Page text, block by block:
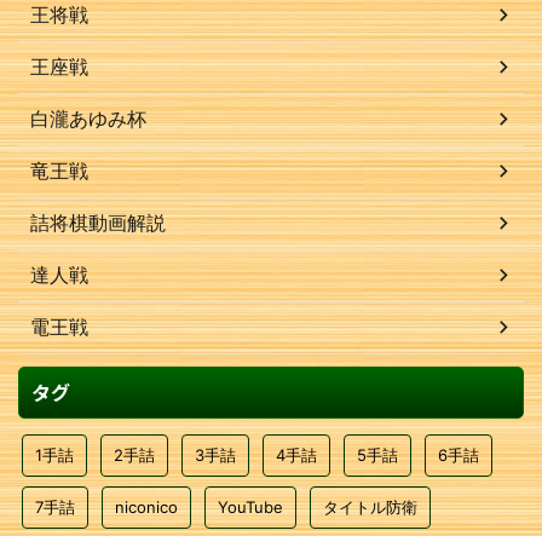
王将戦
王座戦
白瀧あゆみ杯
竜王戦
詰将棋動画解説
達人戦
電王戦
タグ
1手詰 2手詰 3手詰 4手詰 5手詰 6手詰
7手詰 niconico YouTube タイトル防衛